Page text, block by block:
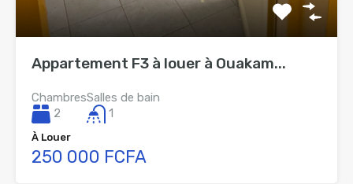
Appartement F3 à louer à Ouakam...
Chambres
2
Salles de bain
1
À Louer
250 000 FCFA